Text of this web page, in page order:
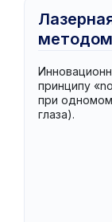
методом
принципу
при
глаза).